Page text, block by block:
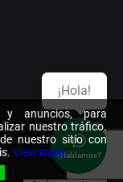
y anuncios, para
nuestro tráfico.
nuestro sitio con
View more¿Hablamos?
¡Hola!